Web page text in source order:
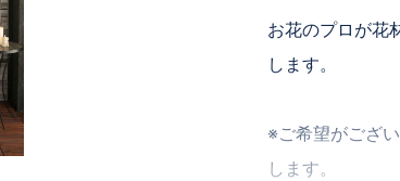
お花のプロが花
します。
※ご希望がござ
します。